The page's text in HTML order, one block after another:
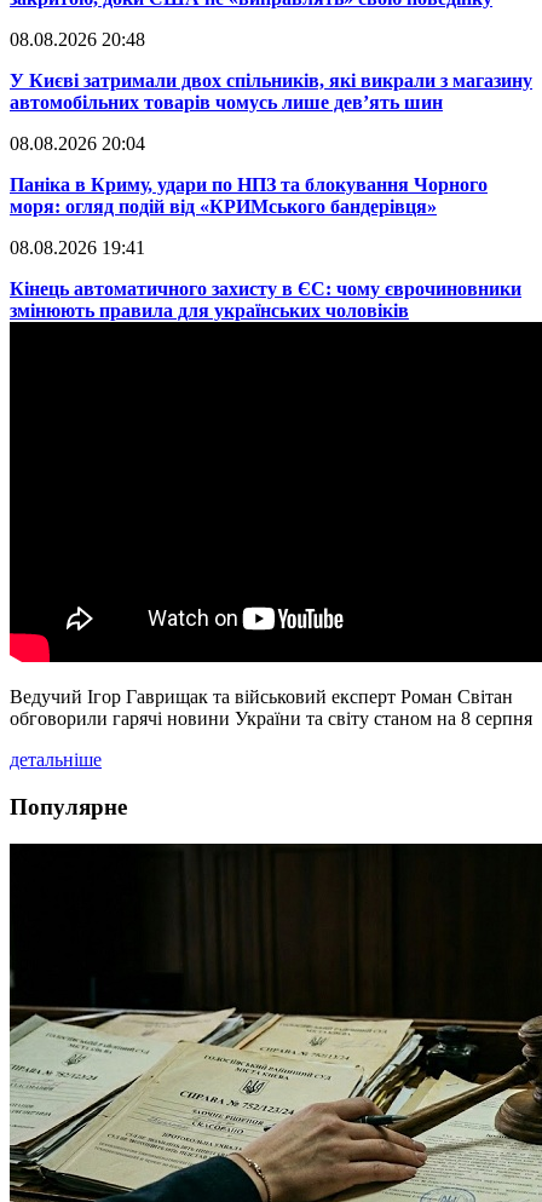
08.08.2026 20:48
​У Києві затримали двох спільників, які викрали з магазину
автомобільних товарів чомусь лише дев’ять шин
08.08.2026 20:04
Паніка в Криму, удари по НПЗ та блокування Чорного
моря: огляд подій від «КРИМського бандерівця»
08.08.2026 19:41
​Кінець автоматичного захисту в ЄС: чому єврочиновники
змінюють правила для українських чоловіків
Ведучий Ігор Гаврищак та військовий експерт Роман Світан
обговорили гарячі новини України та світу станом на 8 серпня
детальніше
Популярне